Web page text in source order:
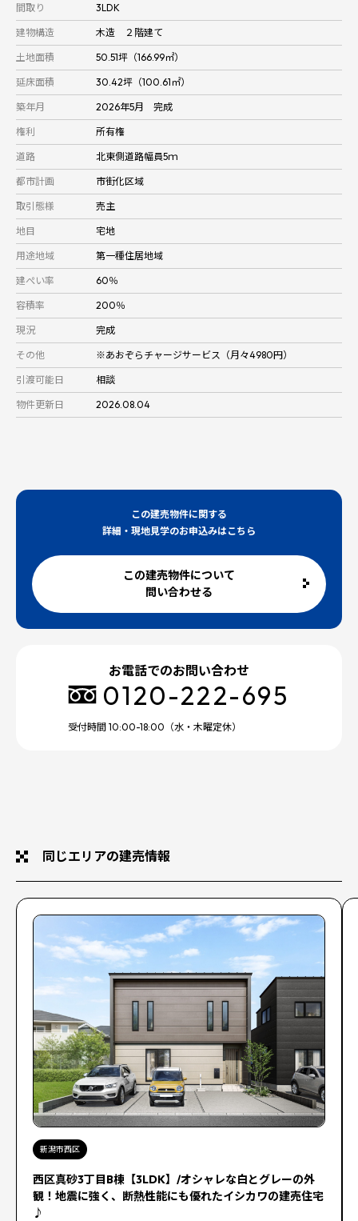
間取り 3LDK
建物構造 木造 ２階建て
土地面積 50.51坪（166.99㎡）
延床面積 30.42坪（100.61㎡）
築年月 2026年5月 完成
権利 所有権
道路 北東側道路幅員5ｍ
都市計画 市街化区域
取引態様 売主
地目 宅地
用途地域 第一種住居地域
建ぺい率 60％
容積率 200％
現況 完成
その他 ※あおぞらチャージサービス（月々4980円）
引渡可能日 相談
物件更新日 2026.08.04
この建売物件に関する
詳細・現地見学のお申込みはこちら
この建売物件について
問い合わせる
お電話でのお問い合わせ
0120-222-695
受付時間 10:00-18:00（水・木曜定休）
同じエリアの建売情報
新潟市西区
西区真砂3丁目B棟【3LDK】/オシャレな白とグレーの外
観！地震に強く、断熱性能にも優れたイシカワの建売住宅
♪